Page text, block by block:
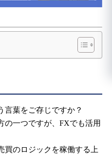
言葉をご存じですか？
の一つですが、FXでも活用
買のロジックを稼働する上